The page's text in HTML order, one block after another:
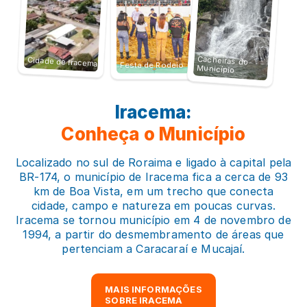
Iracema:
Conheça o Município
Localizado no sul de Roraima e ligado à capital pela
BR-174, o município de Iracema fica a cerca de 93
km de Boa Vista, em um trecho que conecta
cidade, campo e natureza em poucas curvas.
Iracema se tornou município em 4 de novembro de
1994, a partir do desmembramento de áreas que
pertenciam a Caracaraí e Mucajaí.
MAIS INFORMAÇÕES
SOBRE IRACEMA
Cidade de Iracema Festa de Rodeio Cacheiras do
Município